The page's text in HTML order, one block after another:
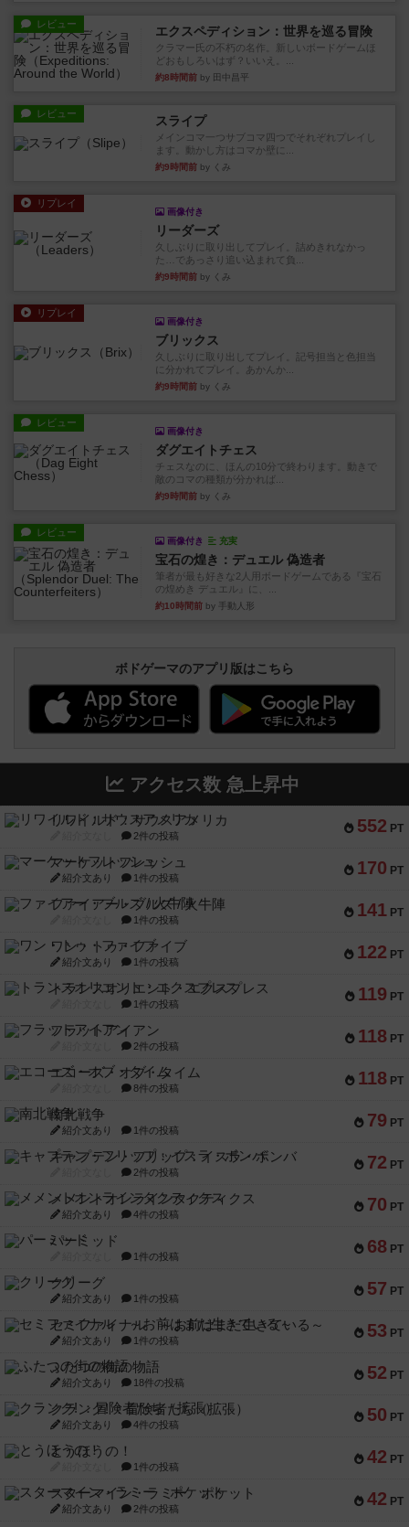
レビュー エクスペディション：世界を巡る冒険
クラマー氏の不朽の名作。新しいボードゲームほ
どおもしろいはず？いいえ。...
約8時間前 by 田中昌平
レビュー スライプ
メインコマ一つサブコマ四つでそれぞれプレイし
ます。動かし方はコマか壁に...
約9時間前 by くみ
リプレイ
画像付き
リーダーズ
久しぶりに取り出してプレイ。詰めきれなかっ
た…であっさり追い込まれて負...
約9時間前 by くみ
リプレイ
画像付き
ブリックス
久しぶりに取り出してプレイ。記号担当と色担当
に分かれてプレイ。あかんか...
約9時間前 by くみ
レビュー
画像付き
ダグエイトチェス
チェスなのに、ほんの10分で終わります。動きで
敵のコマの種類が分かれば...
約9時間前 by くみ
レビュー
画像付き 充実
宝石の煌き：デュエル 偽造者
筆者が最も好きな2人用ボードゲームである『宝石
の煌めき デュエル』に、...
約10時間前 by 手動人形
ボドゲーマのアプリ版はこちら
アクセス数 急上昇中
552 PT
リワイルド：サウスアメリカ
2件の投稿
170 PT
マーケットフレッシュ
紹介文あり 1件の投稿
141 PT
ファイアー・ブルズ / 火牛陣
1件の投稿
122 PT
ワン・トゥ・ファイブ
紹介文あり 1件の投稿
119 PT
トランスオリエント・エクスプレス
1件の投稿
118 PT
フラットアイアン
2件の投稿
118 PT
エコーズ・オブ・タイム
8件の投稿
79 PT
南北戦争
紹介文あり 1件の投稿
72 PT
キャプテン・フリップ：イスラ・ボンバ
2件の投稿
70 PT
メメントオンラインタクティクス
紹介文あり 4件の投稿
68 PT
パーミッド
1件の投稿
57 PT
クリーグ
紹介文あり 1件の投稿
53 PT
セミファイナル ～お前はまだ生きている～
紹介文あり 1件の投稿
52 PT
ふたつの街の物語
紹介文あり 18件の投稿
50 PT
クランク! ：冒険者たち（拡張）
紹介文あり 4件の投稿
42 PT
とうほうの！
1件の投稿
42 PT
スターマイン・ラミー ポケット
紹介文あり 2件の投稿